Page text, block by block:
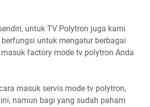
untuk TV Polytron juga kami
untuk mengatur berbagai
factory mode tv polytron Anda
masuk servis mode tv polytron,
namun bagi yang sudah paham